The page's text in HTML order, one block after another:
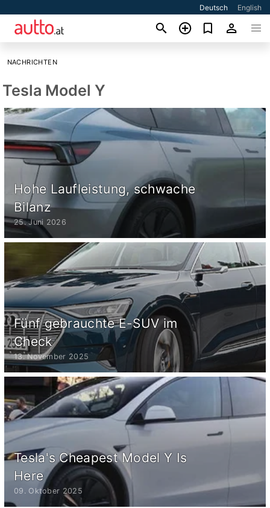
Deutsch English
NACHRICHTEN
Tesla Model Y
Hohe Laufleistung, schwache
Bilanz
25. Juni 2026
Fünf gebrauchte E-SUV im
Check
13. November 2025
Tesla's Cheapest Model Y Is
Here
09. Oktober 2025